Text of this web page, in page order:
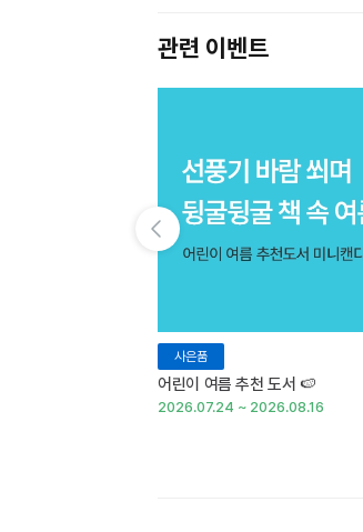
관련 이벤트
사은품
어린이 여름 추천 도서 🍉
2026.07.24 ~ 2026.08.16